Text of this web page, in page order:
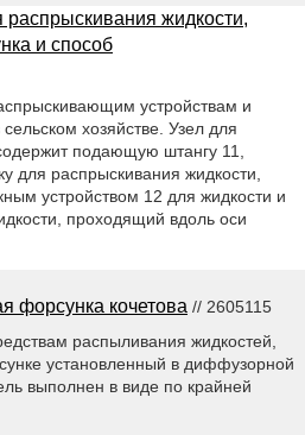
распрыскивания жидкости,
и способ
устройствам и
хозяйстве. Узел для
подающую штангу 11,
для распрыскивания жидкости,
устройством 12 для жидкости и
проходящий вдоль оси
форсунка кочетова // 2605115
распыливания жидкостей,
установленный в диффузорной
выполнен в виде по крайней